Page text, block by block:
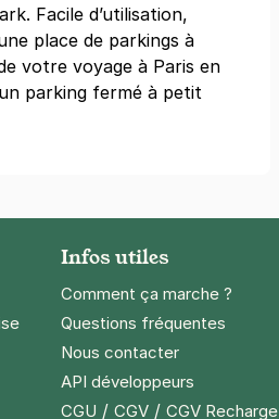
Citadines
SAEMES
Facile d’utilisation,
place de parkings à
votre voyage à Paris en
parking fermé à petit
Infos utiles
Comment ça marche ?
Questions fréquentes
Nous contacter
API développeurs
CGU / CGV/ CGV Recharge